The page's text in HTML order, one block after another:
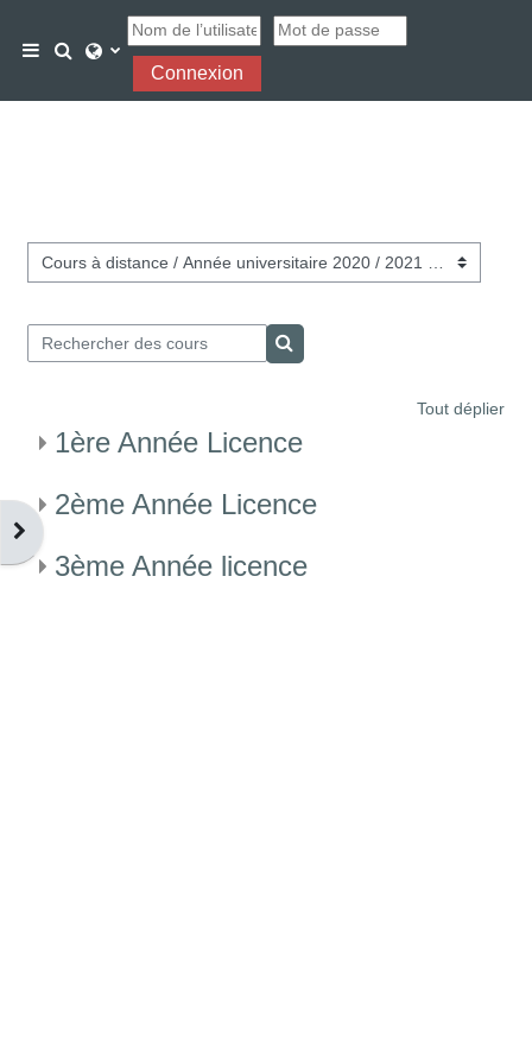
Panneau latéral
Activer/désactiver la saisie de recherche
Connexion
Ouvrir le tiroir des blocs
Catégories de cours
Rechercher des cours
Rechercher des cours
Tout déplier
1ère Année Licence
2ème Année Licence
3ème Année licence